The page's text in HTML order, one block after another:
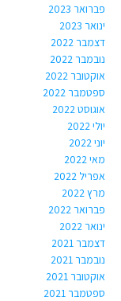
פברואר 2023
ינואר 2023
דצמבר 2022
נובמבר 2022
אוקטובר 2022
ספטמבר 2022
אוגוסט 2022
יולי 2022
יוני 2022
מאי 2022
אפריל 2022
מרץ 2022
פברואר 2022
ינואר 2022
דצמבר 2021
נובמבר 2021
אוקטובר 2021
ספטמבר 2021